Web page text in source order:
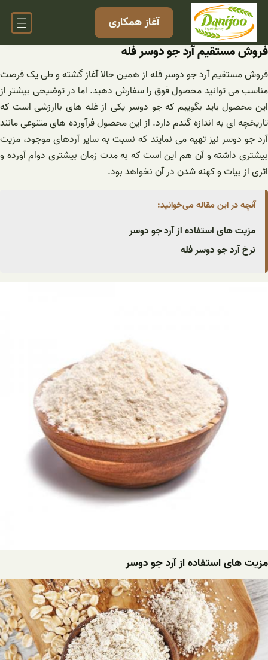
رفتن
محتوا
آغاز همکاری
فروش مستقیم آرد جو دوسر فله
فروش مستقیم آرد جو دوسر فله از همین حالا آغاز گشته و طی یک فرصت
مناسب می توانید محصول فوق را سفارش دهید. اما در توضیحی بیشتر از
این محصول باید بگوییم که جو دوسر یکی از غله های باارزشی است که
تاریخچه ای به اندازه گندم دارد. از این محصول فرآورده های متنوعی مانند
آرد جو دوسر نیز تهیه می نمایند که نسبت به سایر آردهای موجود، مزیت
بیشتری داشته و آن هم این است که به مدت زمان بیشتری دوام آورده و
اثری از بیات و کهنه شدن در آن نخواهد بود.
آنچه در این مقاله می‌خوانید:
مزیت های استفاده از آرد جو دوسر
نرخ آرد جو دوسر فله
مزیت های استفاده از آرد جو دوسر